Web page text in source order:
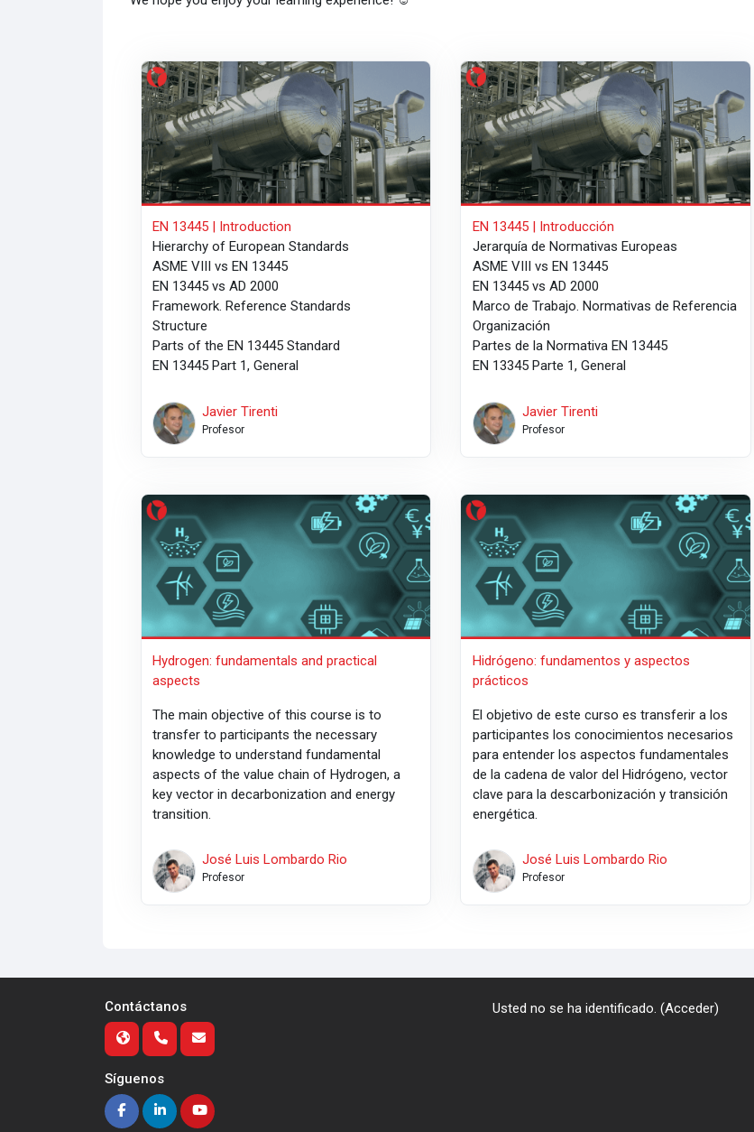
EN 13445 | Introduction
EN 13445 | Introduction
Hierarchy of European Standards
ASME VIII vs EN 13445
EN 13445 vs AD 2000
Framework. Reference Standards
Structure
Parts of the EN 13445 Standard
EN 13445 Part 1, General
Javier Tirenti
Profesor
EN 13445 | Introducción
EN 13445 | Introducción
Jerarquía de Normativas Europeas
ASME VIII vs EN 13445
EN 13445 vs AD 2000
Marco de Trabajo. Normativas de Referencia
Organización
Partes de la Normativa EN 13445
EN 13345 Parte 1, General
Javier Tirenti
Profesor
Hydrogen: fundamentals and practical aspects
Hydrogen: fundamentals and practical
aspects
The main objective of this course is to
transfer to participants the necessary
knowledge to understand fundamental
aspects of the value chain of Hydrogen, a
key vector in decarbonization and energy
transition.
José Luis Lombardo Rio
Profesor
Hidrógeno: fundamentos y aspectos prácticos
Hidrógeno: fundamentos y aspectos
prácticos
El objetivo de este curso es transferir a los
participantes los conocimientos necesarios
para entender los aspectos fundamentales
de la cadena de valor del Hidrógeno, vector
clave para la descarbonización y transición
energética.
José Luis Lombardo Rio
Profesor
Contáctanos
Síguenos
Usted no se ha identificado. (Acceder)